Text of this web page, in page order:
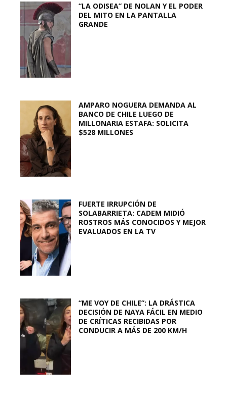
“LA ODISEA” DE NOLAN Y EL PODER
DEL MITO EN LA PANTALLA
GRANDE
AMPARO NOGUERA DEMANDA AL
BANCO DE CHILE LUEGO DE
MILLONARIA ESTAFA: SOLICITA
$528 MILLONES
FUERTE IRRUPCIÓN DE
SOLABARRIETA: CADEM MIDIÓ
ROSTROS MÁS CONOCIDOS Y MEJOR
EVALUADOS EN LA TV
“ME VOY DE CHILE”: LA DRÁSTICA
DECISIÓN DE NAYA FÁCIL EN MEDIO
DE CRÍTICAS RECIBIDAS POR
CONDUCIR A MÁS DE 200 KM/H